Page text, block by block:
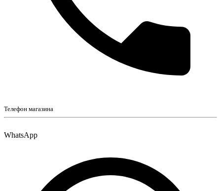
Телефон магазина
WhatsApp